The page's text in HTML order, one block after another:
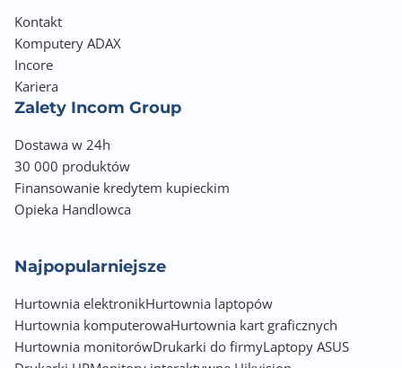
Kontakt
Komputery ADAX
Incore
Kariera
Zalety Incom Group
Dostawa w 24h
30 000 produktów
Finansowanie kredytem kupieckim
Opieka Handlowca
Najpopularniejsze
Hurtownia elektronikHurtownia laptopów
Hurtownia komputerowaHurtownia kart graficznych
Hurtownia monitorówDrukarki do firmyLaptopy ASUS